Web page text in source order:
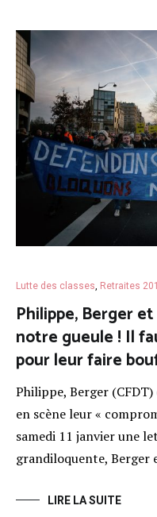
Lutte des classes, Retraites
Philippe, Berger
notre gueule ! Il
pour leur faire
Philippe, Berger
en scène leur «
samedi 11 janvier une
grandiloquente,
LIRE LA SUITE